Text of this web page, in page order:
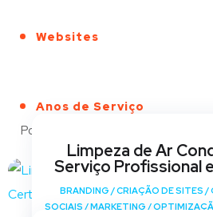
Websites
Anos de Serviço
Portfólio
Limpeza de Ar
Serviço Profissional
BRANDING /CRIAÇÃO DE SITES /
SOCIAIS /MARKETING /